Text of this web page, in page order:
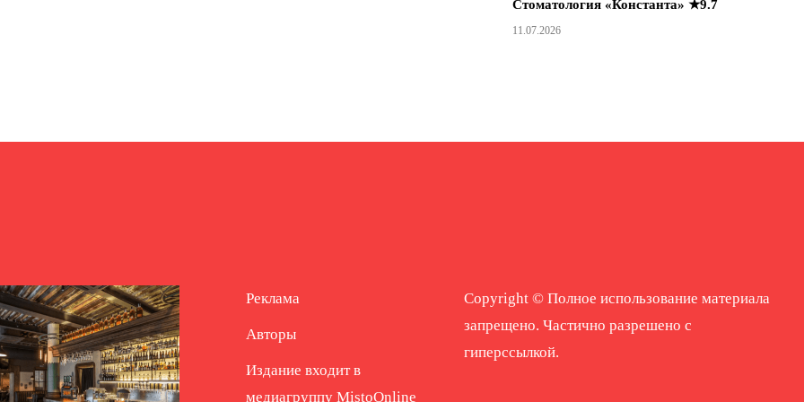
Стоматология «Константа» ★9.7
11.07.2026
Реклама
Авторы
Издание входит в
медиагруппу MistoOnline
Copyright © Полное использование материала
запрещено. Частично разрешено с
гиперссылкой.